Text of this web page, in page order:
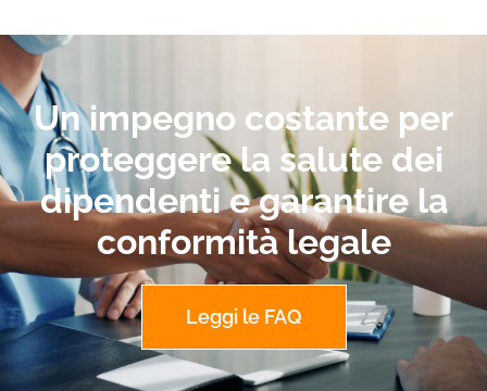
Un impegno costante per
proteggere la salute dei
dipendenti e garantire la
conformità legale
Leggi le FAQ